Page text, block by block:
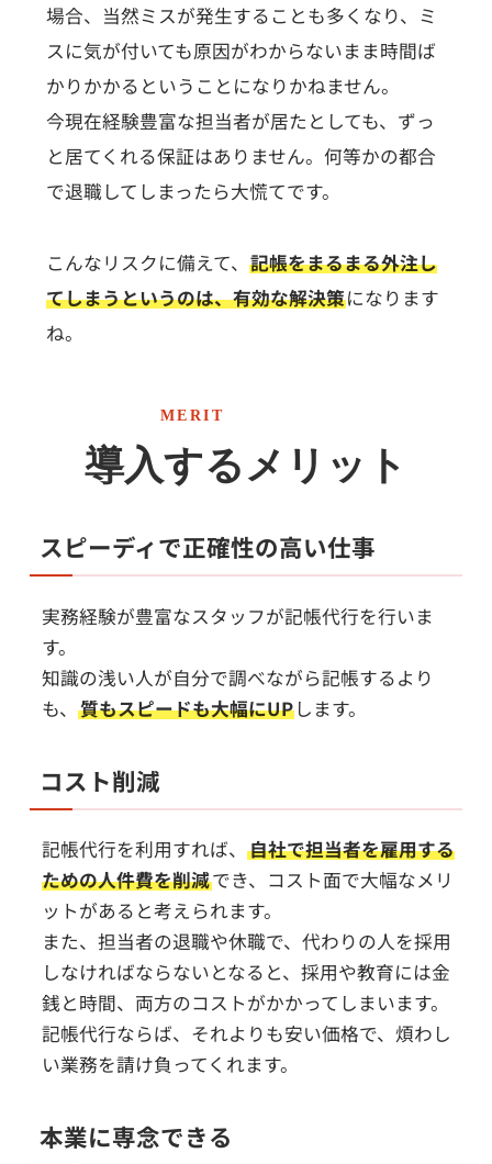
場合、当然ミスが発生することも多くなり、ミ
スに気が付いても原因がわからないまま時間ば
かりかかるということになりかねません。
今現在経験豊富な担当者が居たとしても、ずっ
と居てくれる保証はありません。何等かの都合
で退職してしまったら大慌てです。
こんなリスクに備えて、 記帳をまるまる外注し
てしまうというのは、有効な解決策になります
ね。
MERIT
導入するメリット
スピーディで正確性の高い仕事
実務経験が豊富なスタッフが記帳代行を行いま
す。
知識の浅い人が自分で調べながら記帳するより
も、質もスピードも大幅にUP します。
コスト削減
記帳代行を利用すれば、自社で担当者を雇用する
ための人件費を削減でき、コスト面で大幅なメリ
ットがあると考えられます。
また、担当者の退職や休職で、代わりの人を採用
しなければならないとなると、採用や教育には金
銭と時間、両方のコストがかかってしまいます。
記帳代行ならば、それよりも安い価格で、煩わし
い業務を請け負ってくれます。
本業に専念できる